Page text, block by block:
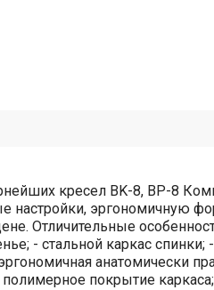
кресел BK-8, BP-8
настройки, эргономичную
Отличительные
- стальной каркас спинки;
анатомически
покрытие